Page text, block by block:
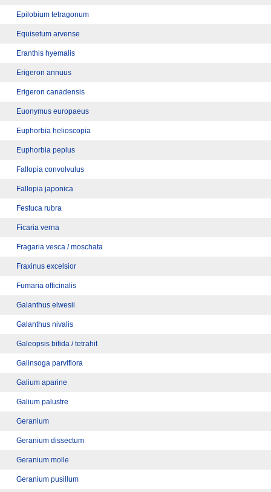
Epilobium tetragonum
Equisetum arvense
Eranthis hyemalis
Erigeron annuus
Erigeron canadensis
Euonymus europaeus
Euphorbia helioscopia
Euphorbia peplus
Fallopia convolvulus
Fallopia japonica
Festuca rubra
Ficaria verna
Fragaria vesca / moschata
Fraxinus excelsior
Fumaria officinalis
Galanthus elwesii
Galanthus nivalis
Galeopsis bifida / tetrahit
Galinsoga parviflora
Galium aparine
Galium palustre
Geranium
Geranium dissectum
Geranium molle
Geranium pusillum